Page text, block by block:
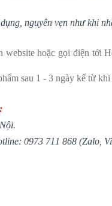
nguyên vẹn như khi
hoặc gọi điện tới
sau 1 - 3 ngày kể từ khi
0973 711 868 (Zalo,